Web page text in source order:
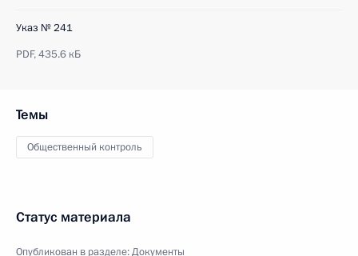
Указ № 241
PDF,435.6 кБ
Темы
Общественный контроль
Статус материала
Опубликован в разделе:Документы